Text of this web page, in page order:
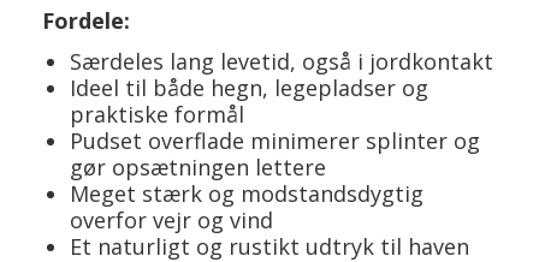
Fordele:
Særdeles lang levetid, også i jordkontakt
Ideel til både hegn, legepladser og
praktiske formål
Pudset overflade minimerer splinter og
gør opsætningen lettere
Meget stærk og modstandsdygtig
overfor vejr og vind
Et naturligt og rustikt udtryk til haven